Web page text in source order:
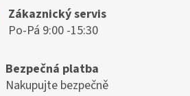
v
k
y
ý
p
i
Zákaznický servis
Po-Pá 9:00 -15:30
Bezpečná platba
Nakupujte bezpečně